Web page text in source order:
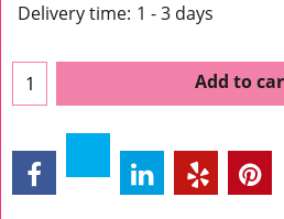
Delivery time: 1 - 3 days
Add to